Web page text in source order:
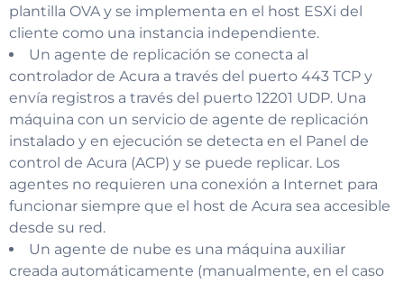
plantilla OVA y se implementa en el host ESXi del
cliente como una instancia independiente.
Un agente de replicación se conecta al
controlador de Acura a través del puerto 443 TCP y
envía registros a través del puerto 12201 UDP. Una
máquina con un servicio de agente de replicación
instalado y en ejecución se detecta en el Panel de
control de Acura (ACP) y se puede replicar. Los
agentes no requieren una conexión a Internet para
funcionar siempre que el host de Acura sea accesible
desde su red.
Un agente de nube es una máquina auxiliar
creada automáticamente (manualmente, en el caso